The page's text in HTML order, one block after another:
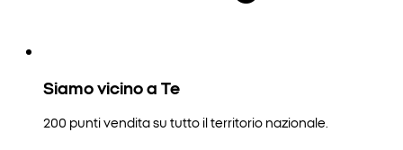
Siamo vicino a Te
200 punti vendita su tutto il territorio nazionale.